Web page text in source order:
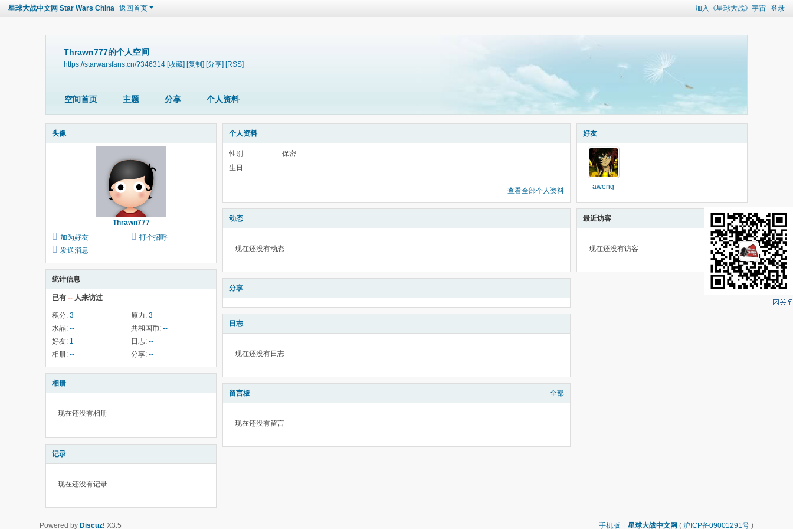
加入《星球大战》宇宙 登录
星球大战中文网 Star Wars China 返回首页
Thrawn777的个人空间
https://starwarsfans.cn/?346314 [收藏] [复制] [分享] [RSS]
空间首页 主题 分享 个人资料
头像
Thrawn777
加为好友
打个招呼
发送消息
统计信息
已有 -- 人来访过
积分: 3 原力: 3
水晶: -- 共和国币: --
好友: 1 日志: --
相册: -- 分享: --
相册
现在还没有相册
记录
现在还没有记录
个人资料
性别
保密
生日
查看全部个人资料
动态
现在还没有动态
分享
日志
现在还没有日志
留言板 全部
现在还没有留言
好友
aweng
最近访客
现在还没有访客
手机版 星球大战中文网 ( 沪ICP备09001291号 )
Powered by Discuz! X3.5